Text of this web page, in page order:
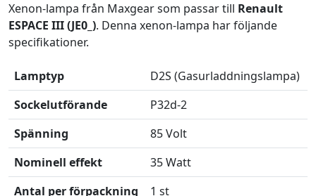
Xenon-lampa från Maxgear som passar till Renault
ESPACE III (JE0_). Denna xenon-lampa har följande
specifikationer.
Lamptyp
D2S (Gasurladdningslampa)
Sockelutförande
P32d-2
Spänning
85 Volt
Nominell effekt
35 Watt
Antal per förpackning
1 st